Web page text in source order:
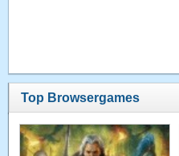
Top Browsergames